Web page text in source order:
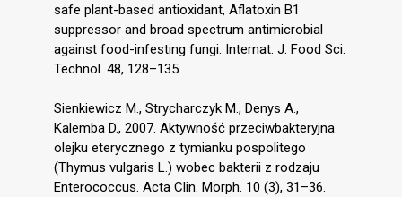
safe plant-based antioxidant, Aflatoxin B1
suppressor and broad spectrum antimicrobial
against food-infesting fungi. Internat. J. Food Sci.
Technol. 48, 128–135.
Sienkiewicz M., Strycharczyk M., Denys A.,
Kalemba D., 2007. Aktywność przeciwbakteryjna
olejku eterycznego z tymianku pospolitego
(Thymus vulgaris L.) wobec bakterii z rodzaju
Enterococcus. Acta Clin. Morph. 10 (3), 31–36.